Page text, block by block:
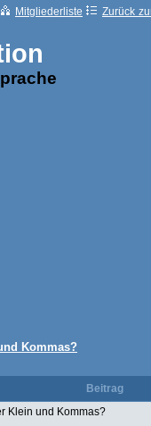
Mitgliederliste
Zurück
Kommas?
Beitrag
Klein und Kommas?